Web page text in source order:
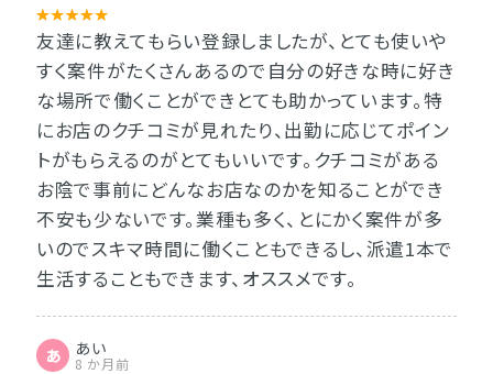
友達に教えてもらい登録しましたが、とても使いや
すく案件がたくさんあるので自分の好きな時に好き
な場所で働くことができとても助かっています。特
にお店のクチコミが見れたり、出勤に応じてポイン
トがもらえるのがとてもいいです。クチコミがある
お陰で事前にどんなお店なのかを知ることができ
不安も少ないです。業種も多く、とにかく案件が多
いのでスキマ時間に働くこともできるし、派遣1本で
生活することもできます、オススメです。
あ あい
8 か月前